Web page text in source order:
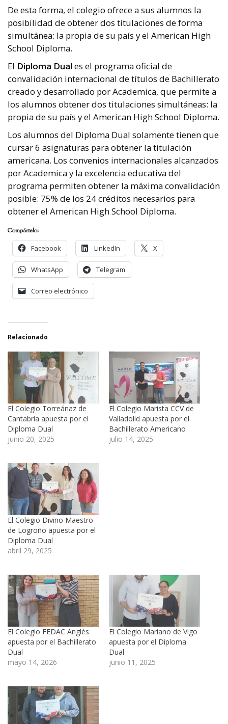
De esta forma, el colegio ofrece a sus alumnos la
posibilidad de obtener dos titulaciones de forma
simultánea: la propia de su país y el American High
School Diploma.
El Diploma Dual es el programa oficial de
convalidación internacional de títulos de Bachillerato
creado y desarrollado por Academica, que permite a
los alumnos obtener dos titulaciones simultáneas: la
propia de su país y el American High School Diploma.
Los alumnos del Diploma Dual solamente tienen que
cursar 6 asignaturas para obtener la titulación
americana. Los convenios internacionales alcanzados
por Academica y la excelencia educativa del
programa permiten obtener la máxima convalidación
posible: 75% de los 24 créditos necesarios para
obtener el American High School Diploma.
Compártelo:
Facebook
LinkedIn X
WhatsApp Telegram
Correo electrónico
Relacionado
El Colegio Torreánaz de
Cantabria apuesta por el
Diploma Dual
junio 20, 2025
El Colegio Marista CCV de
Valladolid apuesta por el
Bachillerato Americano
julio 14, 2025
El Colegio Divino Maestro
de Logroño apuesta por el
Diploma Dual
abril 29, 2025
El Colegio FEDAC Anglès
apuesta por el Bachillerato
Dual
mayo 14, 2026
El Colegio Mariano de Vigo
apuesta por el Diploma
Dual
junio 11, 2025